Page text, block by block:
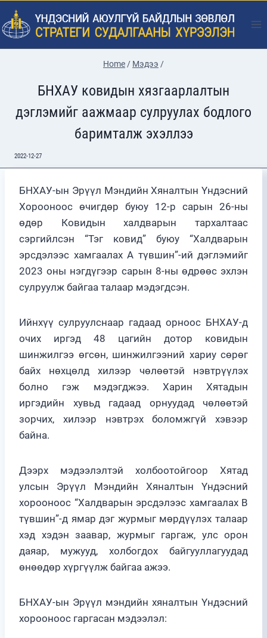
Skip
to
content
Home/ Мэдээ /
БНХАУ ковидын хязгаарлалтын
дэглэмийг аажмаар сулруулах бодлого
баримталж эхэллээ
2022-12-27
БНХАУ-ын Эрүүл Мэндийн Хяналтын Үндэсний
Хорооноос өчигдөр буюу 12-р сарын 26-ны
өдөр Ковидын халдварын тархалтаас
сэргийлсэн “Тэг ковид” буюу “Халдварын
эрсдэлээс хамгаалах А түвшин”-ий дэглэмийг
2023 оны нэгдүгээр сарын 8-ны өдрөөс эхлэн
сулруулж байгаа талаар мэдэгдсэн.
Ийнхүү сулруулснаар гадаад орноос БНХАУ-д
очих иргэд 48 цагийн дотор ковидын
шинжилгээ өгсөн, шинжилгээний хариу сөрөг
байх нөхцөлд хилээр чөлөөтэй нэвтрүүлэх
болно гэж мэдэгджээ. Харин Хятадын
иргэдийн хувьд гадаад орнуудад чөлөөтэй
зорчих, хилээр нэвтрэх боломжгүй хэвээр
байна.
Дээрх мэдээлэлтэй холбоотойгоор Хятад
улсын Эрүүл Мэндийн Хяналтын Үндэсний
хорооноос “Халдварын эрсдэлээс хамгаалах В
түвшин”-д ямар дэг журмыг мөрдүүлэх талаар
хэд хэдэн заавар, журмыг гаргаж, улс орон
даяар, мужууд, холбогдох байгууллагуудад
өнөөдөр хүргүүлж байгаа ажээ.
БНХАУ-ын Эрүүл мэндийн хяналтын Үндэсний
хорооноос гаргасан мэдээлэл: